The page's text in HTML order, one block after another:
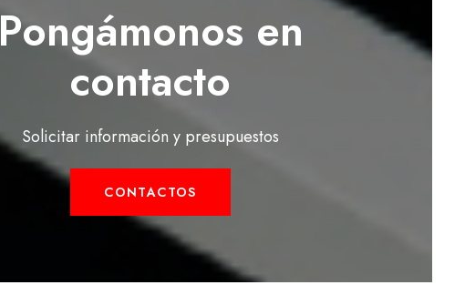
Pongámonos en
contacto
Solicitar información y presupuestos
CONTACTOS